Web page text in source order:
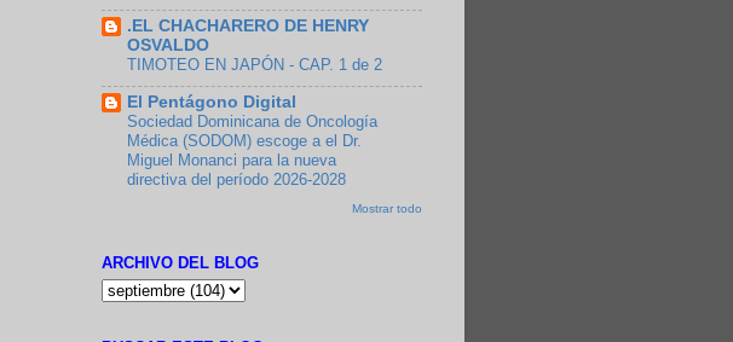
.EL CHACHARERO DE HENRY
OSVALDO
TIMOTEO EN JAPÓN - CAP. 1 de 2
El Pentágono Digital
Sociedad Dominicana de Oncología
Médica (SODOM) escoge a el Dr.
Miguel Monanci para la nueva
directiva del período 2026-2028
Mostrar todo
ARCHIVO DEL BLOG